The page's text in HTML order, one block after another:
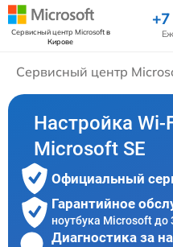
Сервисный центр Microsoftв
Кирове
Сервисный центр
Настройка Wi-
Microsoft SE
Официальный
Гарантийное
ноутбука Microsoft до
Диагностика за